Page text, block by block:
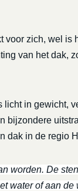
voor zich, wel is
van het dak,
in gewicht,
bijzondere
dak in de regio
worden. De
water of aan